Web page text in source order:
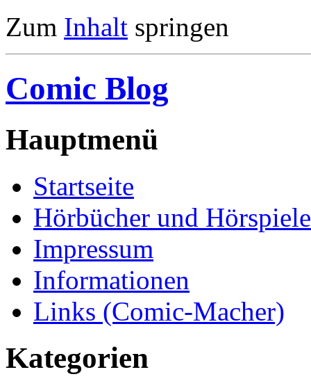
Zum Inhalt springen
Comic Blog
Hauptmenü
Startseite
Hörbücher und Hörspiele
Impressum
Informationen
Links (Comic-Macher)
Kategorien